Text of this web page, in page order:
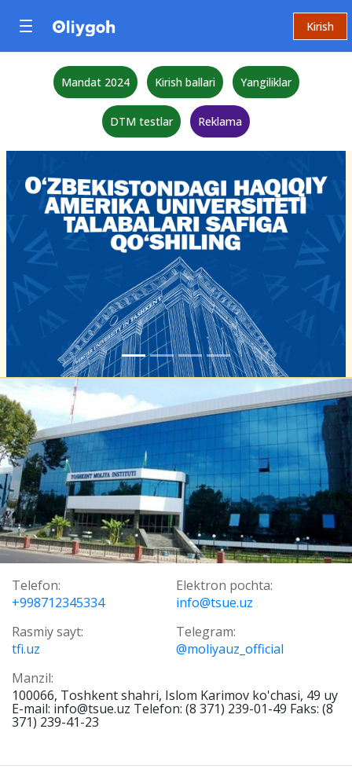
Kirish
Mandat 2024 Kirish ballari Yangiliklar
DTM testlar Reklama
Telefon:
+998712345334
Elektron pochta:
info@tsue.uz
Rasmiy sayt:
tfi.uz
Telegram:
@moliyauz_official
Manzil:
100066, Toshkent shahri, Islom Karimov ko'chasi, 49 uy
E-mail: info@tsue.uz Telefon: (8 371) 239-01-49 Faks: (8
371) 239-41-23